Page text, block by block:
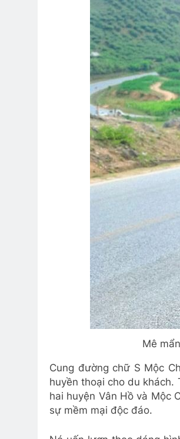
Mê
Cung đường chữ S Mộc
huyền thoại cho du khách.
hai huyện Vân Hồ và Mộc
sự mềm mại độc đáo.